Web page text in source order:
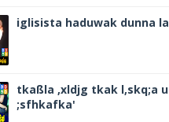
iglisista haduwak dunna
tkaßla ,xldjg tkak l,skq;a
;sfhkafka'